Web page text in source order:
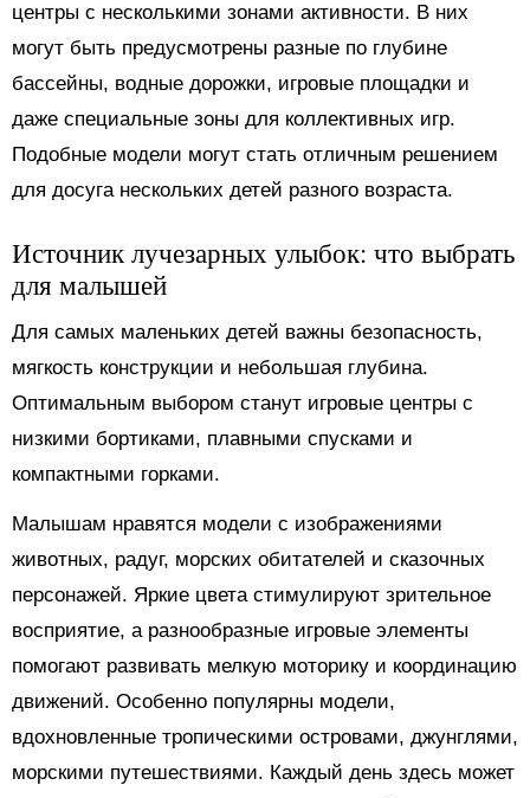
центры с несколькими зонами активности. В них
могут быть предусмотрены разные по глубине
бассейны, водные дорожки, игровые площадки и
даже специальные зоны для коллективных игр.
Подобные модели могут стать отличным решением
для досуга нескольких детей разного возраста.
Источник лучезарных улыбок: что выбрать
для малышей
Для самых маленьких детей важны безопасность,
мягкость конструкции и небольшая глубина.
Оптимальным выбором станут игровые центры с
низкими бортиками, плавными спусками и
компактными горками.
Малышам нравятся модели с изображениями
животных, радуг, морских обитателей и сказочных
персонажей. Яркие цвета стимулируют зрительное
восприятие, а разнообразные игровые элементы
помогают развивать мелкую моторику и координацию
движений. Особенно популярны модели,
вдохновленные тропическими островами, джунглями,
морскими путешествиями. Каждый день здесь может